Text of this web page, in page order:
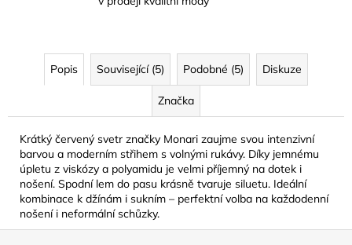
Popis Související (5) Podobné (5) Diskuze
Značka
Krátký červený svetr značky Monari zaujme svou intenzivní
barvou a moderním střihem s volnými rukávy. Díky jemnému
úpletu z viskózy a polyamidu je velmi příjemný na dotek i
nošení. Spodní lem do pasu krásně tvaruje siluetu. Ideální
kombinace k džínám i sukním – perfektní volba na každodenní
nošení i neformální schůzky.